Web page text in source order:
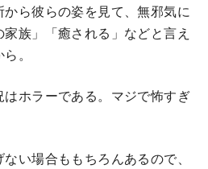
ら彼らの姿を見て、無邪気に
家族」「癒される」などと言え
。
ホラーである。マジで怖すぎ
い場合ももちろんあるので、